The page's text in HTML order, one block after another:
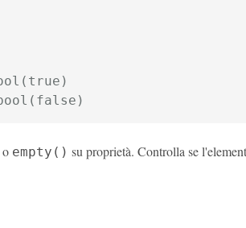
o empty() su proprietà. Controlla se